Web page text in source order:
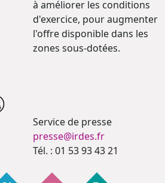
à améliorer les conditions
d'exercice, pour augmenter
l'offre disponible dans les
zones sous-dotées.
Service de presse
presse@irdes.fr
Tél. : 01 53 93 43 21